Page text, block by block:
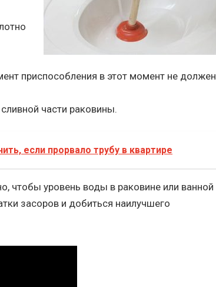
приспособления в этот момент не должен
части раковины.
если прорвало трубу в квартире
чтобы уровень воды в раковине или ванной
засоров и добиться наилучшего